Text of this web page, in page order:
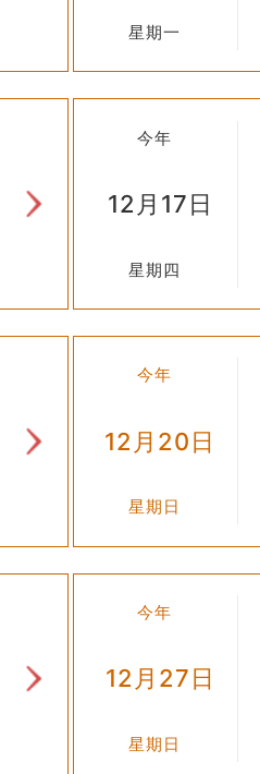
星期一
今年
12月17日
星期四
今年
12月20日
星期日
今年
12月27日
星期日